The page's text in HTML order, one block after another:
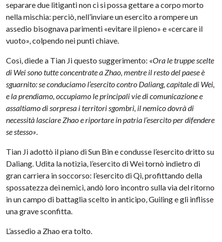
separare due litiganti non ci si possa gettare a corpo morto
nella mischia: perciò, nell’inviare un esercito a rompere un
assedio bisognava parimenti «evitare il pieno» e «cercare il
vuoto», colpendo nei punti chiave.
Così, diede a Tian Ji questo suggerimento: «Ora le truppe scelte
di Wei sono tutte concentrate a Zhao, mentre il resto del paese è
sguarnito: se conduciamo l’esercito contro Daliang, capitale di Wei,
e la prendiamo, occupiamo le principali vie di comunicazione e
assaltiamo di sorpresa i territori sgombri, il nemico dovrà di
necessità lasciare Zhao e riportare in patria l’esercito per difendere
se stesso».
Tian Ji adottò il piano di Sun Bin e condusse l’esercito dritto su
Daliang. Udita la notizia, l’esercito di Wei tornò indietro di
gran carriera in soccorso: l’esercito di Qi, profittando della
spossatezza dei nemici, andò loro incontro sulla via del ritorno
in un campo di battaglia scelto in anticipo, Guiling e gli inflisse
una grave sconfitta.
L’assedio a Zhao era tolto.